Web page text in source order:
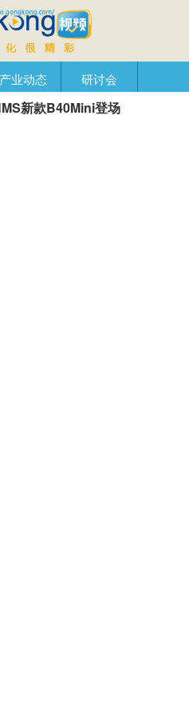
产业动态
研讨会
新管理 企业视窗
新款B40Mini登场